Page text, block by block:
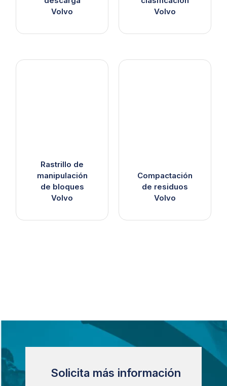
Volvo
Volvo
Rastrillo de
manipulación
de bloques
Volvo
Compactación
de residuos
Volvo
Solicita más información